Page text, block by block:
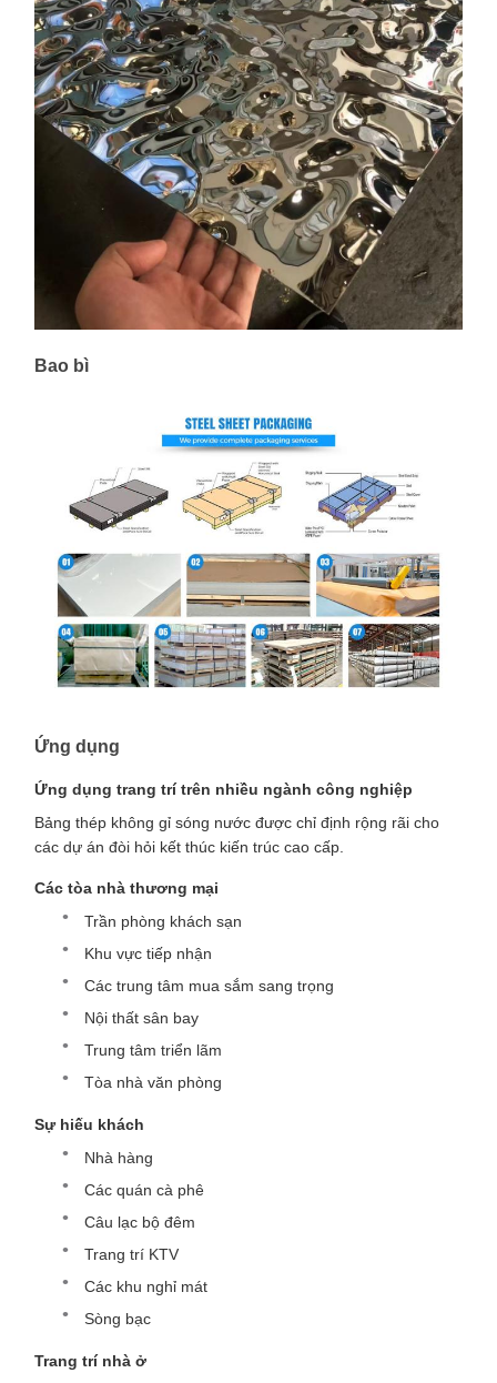
Bao bì
Ứng dụng
Ứng dụng trang trí trên nhiều ngành công nghiệp
Bảng thép không gỉ sóng nước được chỉ định rộng rãi cho
các dự án đòi hỏi kết thúc kiến trúc cao cấp.
Các tòa nhà thương mại
Trần phòng khách sạn
Khu vực tiếp nhận
Các trung tâm mua sắm sang trọng
Nội thất sân bay
Trung tâm triển lãm
Tòa nhà văn phòng
Sự hiếu khách
Nhà hàng
Các quán cà phê
Câu lạc bộ đêm
Trang trí KTV
Các khu nghỉ mát
Sòng bạc
Trang trí nhà ở